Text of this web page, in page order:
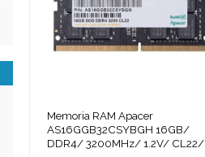
Memoria RAM Apacer
AS16GGB32CSYBGH 16GB/
DDR4/ 3200MHz/ 1.2V/ CL22/